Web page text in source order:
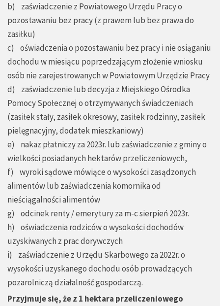
b) zaświadczenie z Powiatowego Urzędu Pracy o
pozostawaniu bez pracy (z prawem lub bez prawa do
zasiłku)
c) oświadczenia o pozostawaniu bez pracy i nie osiąganiu
dochodu w miesiącu poprzedzającym złożenie wniosku
osób nie zarejestrowanych w Powiatowym Urzędzie Pracy
d) zaświadczenie lub decyzja z Miejskiego Ośrodka
Pomocy Społecznej o otrzymywanych świadczeniach
(zasiłek stały, zasiłek okresowy, zasiłek rodzinny, zasiłek
pielęgnacyjny, dodatek mieszkaniowy)
e) nakaz płatniczy za 2023r. lub zaświadczenie z gminy o
wielkości posiadanych hektarów przeliczeniowych,
f) wyroki sądowe mówiące o wysokości zasądzonych
alimentów lub zaświadczenia komornika od
nieściągalności alimentów
g) odcinek renty / emerytury za m-c sierpień 2023r.
h) oświadczenia rodziców o wysokości dochodów
uzyskiwanych z prac dorywczych
i) zaświadczenie z Urzędu Skarbowego za 2022r. o
wysokości uzyskanego dochodu osób prowadzących
pozarolniczą działalność gospodarczą.
Przyjmuje się, że z 1 hektara przeliczeniowego